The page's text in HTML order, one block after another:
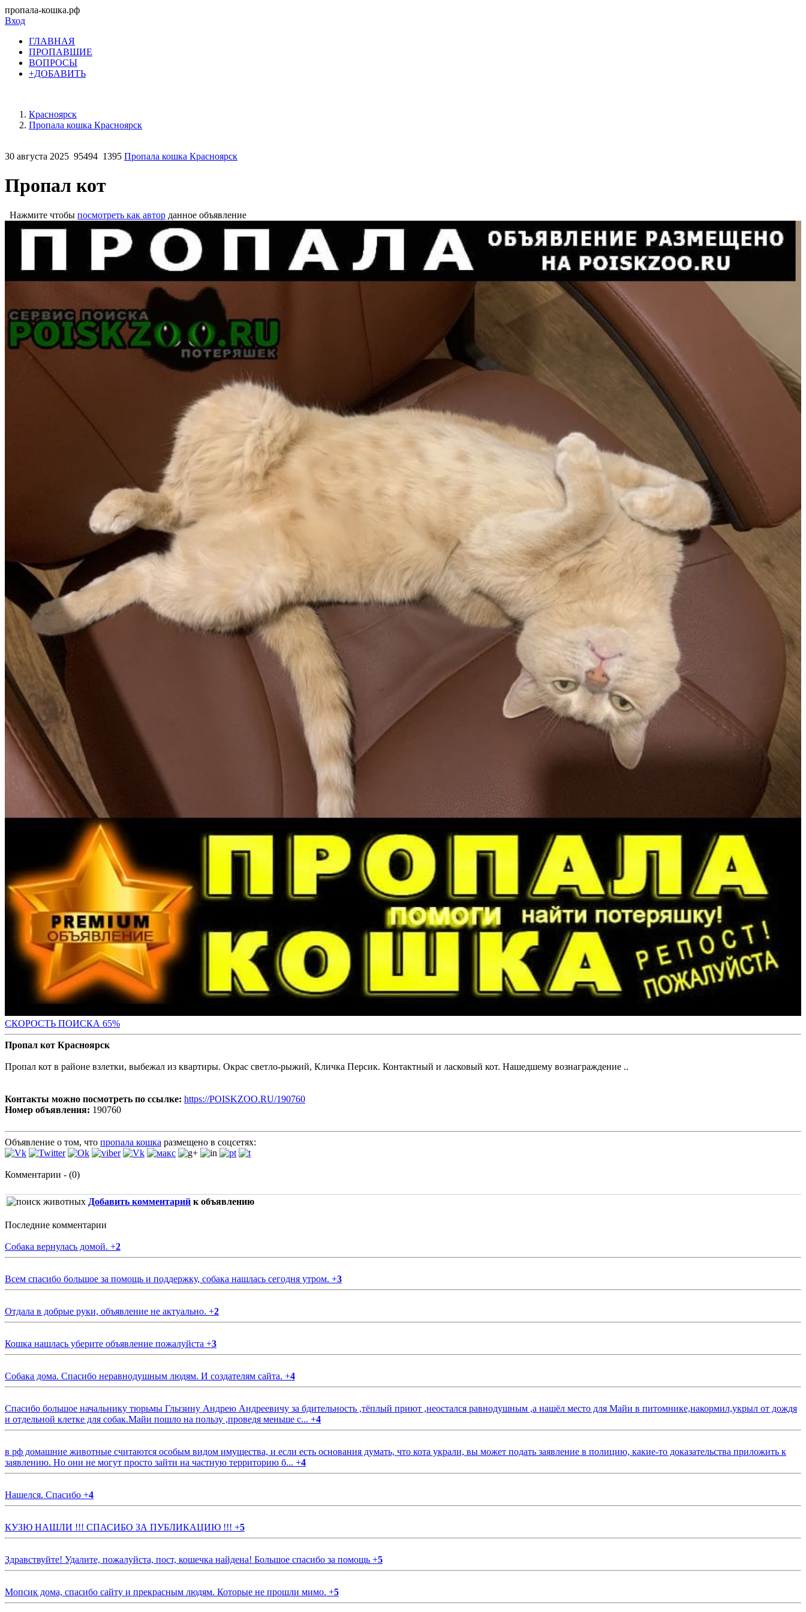
пропала-кошка.рф
Вход
ГЛАВНАЯ
ПРОПАВШИЕ
ВОПРОСЫ
+ДОБАВИТЬ
Красноярск
Пропала кошка Красноярск
30 августа 2025 95494 1395 Пропала кошка Красноярск
Пропал кот
Нажмите чтобы посмотреть как автор данное объявление
СКОРОСТЬ ПОИСКА 65%
Пропал кот Красноярск
Пропал кот в районе взлетки, выбежал из квартиры. Окрас светло-рыжий, Кличка Персик. Контактный и ласковый кот. Нашедшему вознаграждение ..
Контакты можно посмотреть по ссылке: https://POISKZOO.RU/190760
Номер объявления: 190760
Объявление о том, что пропала кошка размещено в соцсетях:
Комментарии - (0)
Добавить комментарий к объявлению
Последние комментарии
Собака вернулась домой. +2
Всем спасибо большое за помощь и поддержку, собака нашлась сегодня утром. +3
Отдала в добрые руки, объявление не актуально. +2
Кошка нашлась уберите объявление пожалуйста +3
Собака дома. Спасибо неравнодушным людям. И создателям сайта. +4
Спасибо большое начальнику тюрьмы Глызину Андрею Андреевичу за бдительность ,тёплый приют ,неостался равнодушным ,а нашёл место для Майи в питомнике,накормил,укрыл от дождя
и отдельной клетке для собак.Майи пошло на пользу ,проведя меньше с... +4
в рф домашние животные считаются особым видом имущества, и если есть основания думать, что кота украли, вы может подать заявление в полицию, какие-то доказательства приложить к
заявлению. Но они не могут просто зайти на частную территорию б... +4
Нашелся. Спасибо +4
КУЗЮ НАШЛИ !!! СПАСИБО ЗА ПУБЛИКАЦИЮ !!! +5
Здравствуйте! Удалите, пожалуйста, пост, кошечка найдена! Большое спасибо за помощь +5
Мопсик дома, спасибо сайту и прекрасным людям. Которые не прошли мимо. +5